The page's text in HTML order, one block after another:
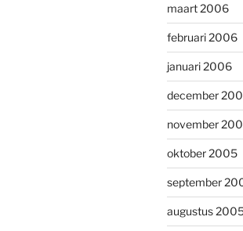
maart 2006
februari 2006
januari 2006
december
november
oktober 2005
september
augustus